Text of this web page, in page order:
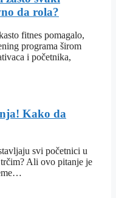
da rola?
fitnes pomagalo,
programa širom
i početnika,
Kako da
svi početnici u
Ali ovo pitanje je